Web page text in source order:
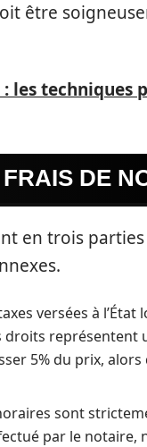
être
: les
DE
en trois
versées à
droits représentent
5% du prix,
sont
par le